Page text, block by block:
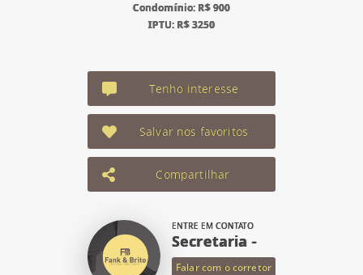
Condomínio: R$ 900
IPTU: R$ 3250
Tenho interesse
Salvar nos favoritos
Compartilhar
ENTRE EM CONTATO
Secretaria -
Falar com o corretor